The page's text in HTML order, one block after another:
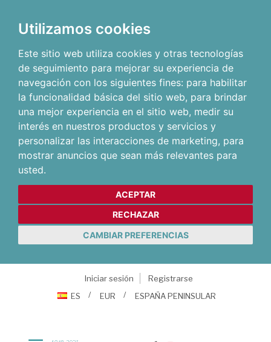
Utilizamos cookies
Este sitio web utiliza cookies y otras tecnologías
de seguimiento para mejorar su experiencia de
navegación con los siguientes fines: para habilitar
la funcionalidad básica del sitio web, para brindar
una mejor experiencia en el sitio web, medir su
interés en nuestros productos y servicios y
personalizar las interacciones de marketing, para
mostrar anuncios que sean más relevantes para
usted.
ACEPTAR
RECHAZAR
CAMBIAR PREFERENCIAS
Iniciar sesión
Registrarse
ES
EUR ESPAÑA PENINSULAR